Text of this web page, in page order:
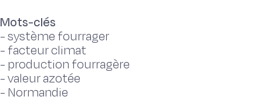
Mots-clés
-système fourrager
- facteur climat
- production fourragère
-valeur azotée
- Normandie